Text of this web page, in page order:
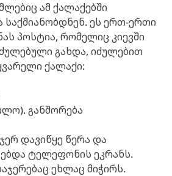
ამ ქალაქებში
ეს ერთ-ერთი
პოსტია, რომელიც კიევში
გახდა, იძულებით
ქალაქი:
განშორება
დავიწყე წერა და
ტელეფონის ეკრანს.
ეხლაც მიჭირს.